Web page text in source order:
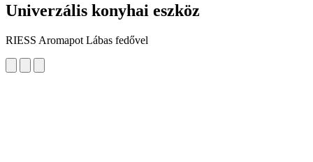
Univerzális konyhai eszköz
RIESS Aromapot Lábas fedővel